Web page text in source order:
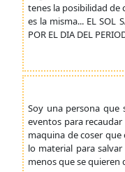
tenes la posibilidad de
es la misma... EL SOL
POR EL DIA DEL
Soy una persona que
eventos para
maquina de coser
lo material para
menos que se quieren